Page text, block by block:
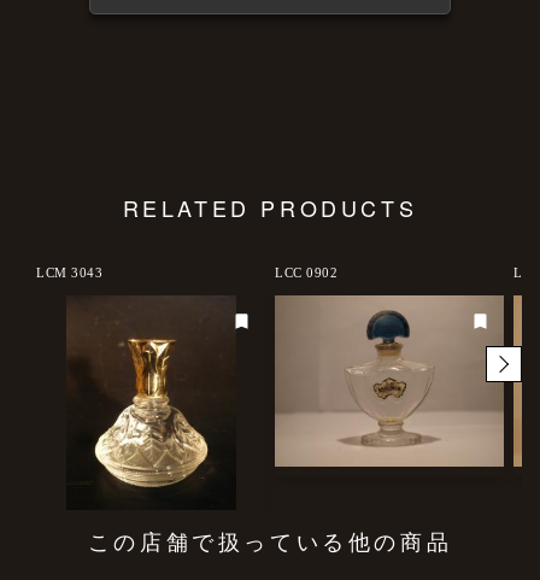
RELATED PRODUCTS
LCM 3043 LCC 0902
この店舗で扱っている他の商品